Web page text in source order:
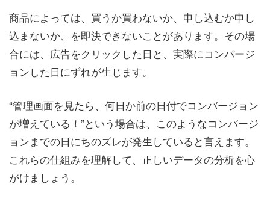
商品によっては、買うか買わないか、申し込むか申し
込まないか、を即決できないことがあります。その場
合には、広告をクリックした日と、実際にコンバージ
ョンした日にずれが生じます。
“管理画面を見たら、何日か前の日付でコンバージョン
が増えている！”という場合は、このようなコンバージ
ョンまでの日にちのズレが発生していると言えます。
これらの仕組みを理解して、正しいデータの分析を心
がけましょう。